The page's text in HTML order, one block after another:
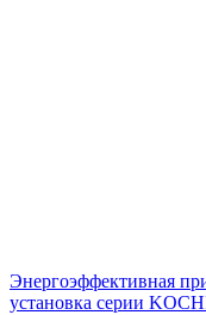
Энергоэффективная
установка серии